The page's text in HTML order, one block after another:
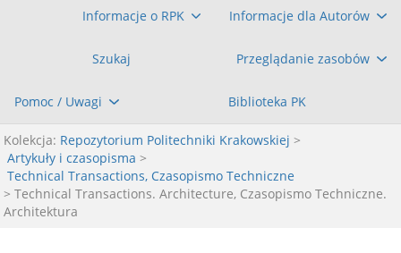
Informacje o RPK Informacje dla Autorów
Szukaj Przeglądanie zasobów
Pomoc / Uwagi Biblioteka PK
Kolekcja: Repozytorium Politechniki Krakowskiej >
Artykuły i czasopisma >
Technical Transactions, Czasopismo Techniczne
> Technical Transactions. Architecture, Czasopismo Techniczne.
Architektura